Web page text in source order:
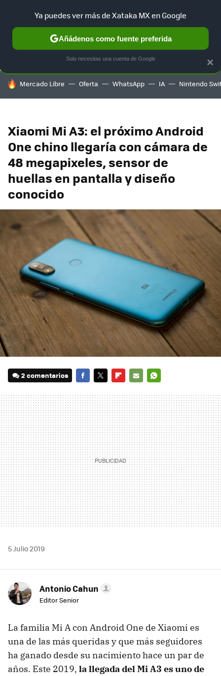
SELECCIÓN GAMING HOME AUTO TERRITORIO
HOY SE HABLA DE
Mercado Libre Oferta WhatsApp IA Nintendo
Xiaomi Mi A3: el próximo Android
One chino llegaría con cámara de
48 megapixeles, sensor de
huellas en pantalla y diseño
conocido
2 comentarios
MAIL
5 Julio 2019
Antonio Cahun
Editor Senior
La familia Mi A con Android One de Xiaomi es
una de las más queridas y que más seguidores
ha ganado desde su nacimiento hace un par de
años. Este 2019, la llegada del Mi A3 es uno de
×
Ya puedes ver más de Xataka MX en Google
Añádenos como fuente preferida
Solo necesitas una cuenta de Google